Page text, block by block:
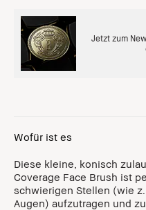
Jetzt zum
Wofür ist es
Diese kleine, konisch
Coverage Face Brush ist
schwierigen Stellen (wie
Augen) aufzutragen und